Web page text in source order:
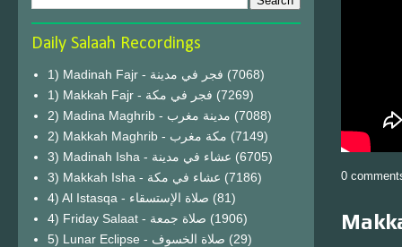
0
Daily Salaah Recordings
1) Madinah Fajr - فجر في مدينة (7068)
1) Makkah Fajr - فجر في مكة (7269)
2) Madina Maghrib - مدينة مغرب (7088)
2) Makkah Maghrib - مكة مغرب (7149)
3) Madinah Isha - عشاء في مدينة (6705)
3) Makkah Isha - عشاء في مكة (7186)
4) Al Istasqa - صلاة الإستسقاء (81)
4) Friday Salaat - صلاة جمعة (1906)
5) Lunar Eclipse - صلاة الخسوف (29)